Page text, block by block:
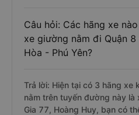
Câu hỏi: Các hãng xe
xe giường nằm đi Quận
Hòa - Phú Yên?
Trả lời: Hiện tại có 3 hãng xe
nằm trên tuyến đường này là
Gia 77, Hoàng Huy, bạn có